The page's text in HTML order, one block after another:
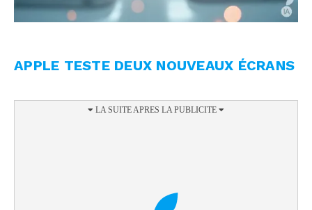
APPLE TESTE DEUX NOUVEAUX ÉCRANS